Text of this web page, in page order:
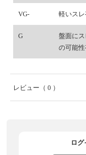
VG- 軽いス
G
盤面に
の可能
レビュー （ 0 ）
ログ